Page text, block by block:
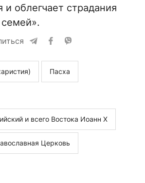
облегчает страдания
Пасха
и всего Востока Иоанн X
Церковь